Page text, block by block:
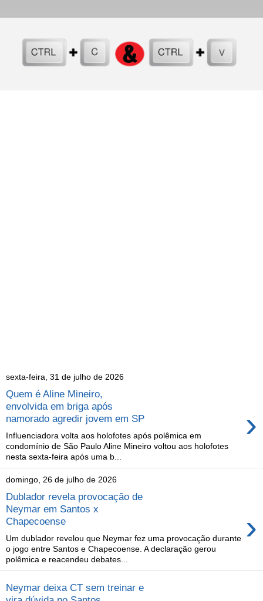
sexta-feira, 31 de julho de 2026
Quem é Aline Mineiro,
envolvida em briga após
namorado agredir jovem em SP
›
Influenciadora volta aos holofotes após polêmica em
condomínio de São Paulo Aline Mineiro voltou aos holofotes
nesta sexta-feira após uma b...
domingo, 26 de julho de 2026
Dublador revela provocação de
Neymar em Santos x
Chapecoense
›
Um dublador revelou que Neymar fez uma provocação durante
o jogo entre Santos e Chapecoense. A declaração gerou
polêmica e reacendeu debates...
Neymar deixa CT sem treinar e